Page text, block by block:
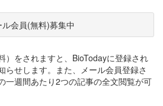
ル会員(無料)募集中
）をされますと、BioTodayに登録され
らせします。また、メール会員登録さ
一週間あたり2つの記事の全文閲覧が可